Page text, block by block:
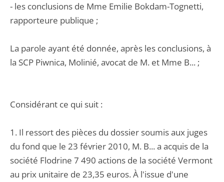
- les conclusions de Mme Emilie Bokdam-Tognetti,
rapporteure publique ;
La parole ayant été donnée, après les conclusions, à
la SCP Piwnica, Molinié, avocat de M. et Mme B... ;
Considérant ce qui suit :
1. Il ressort des pièces du dossier soumis aux juges
du fond que le 23 février 2010, M. B... a acquis de la
société Flodrine 7 490 actions de la société Vermont
au prix unitaire de 23,35 euros. À l'issue d'une